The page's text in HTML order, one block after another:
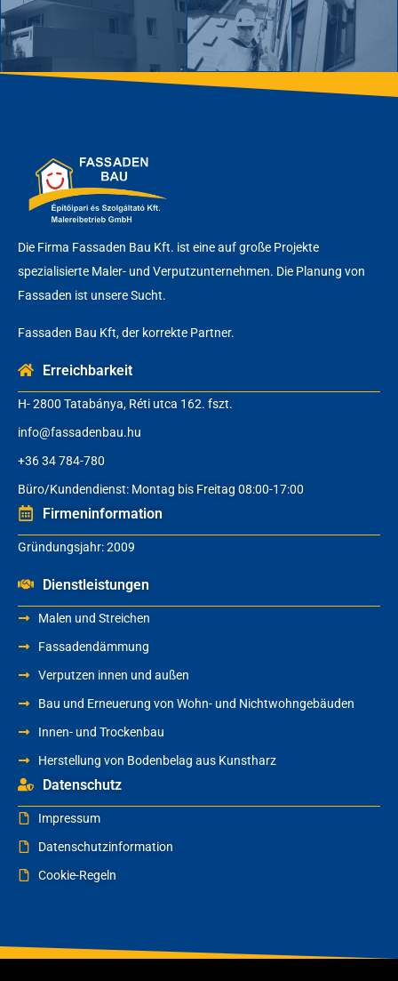
Die Firma Fassaden Bau Kft. ist eine auf große Projekte
spezialisierte Maler- und Verputzunternehmen. Die Planung von
Fassaden ist unsere Sucht.
Fassaden Bau Kft, der korrekte Partner.
Erreichbarkeit
H- 2800 Tatabánya, Réti utca 162. fszt.
info@fassadenbau.hu
+36 34 784-780
Büro/Kundendienst: Montag bis Freitag 08:00-17:00
Firmeninformation
Gründungsjahr: 2009
Dienstleistungen
Malen und Streichen
Fassadendämmung
Verputzen innen und außen
Bau und Erneuerung von Wohn- und Nichtwohngebäuden
Innen- und Trockenbau
Herstellung von Bodenbelag aus Kunstharz
Datenschutz
Impressum
Datenschutzinformation
Cookie-Regeln